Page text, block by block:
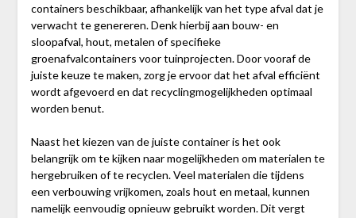
containers beschikbaar, afhankelijk van het type afval dat je
verwacht te genereren. Denk hierbij aan bouw- en
sloopafval, hout, metalen of specifieke
groenafvalcontainers voor tuinprojecten. Door vooraf de
juiste keuze te maken, zorg je ervoor dat het afval efficiënt
wordt afgevoerd en dat recyclingmogelijkheden optimaal
worden benut.
Naast het kiezen van de juiste container is het ook
belangrijk om te kijken naar mogelijkheden om materialen te
hergebruiken of te recyclen. Veel materialen die tijdens
een verbouwing vrijkomen, zoals hout en metaal, kunnen
namelijk eenvoudig opnieuw gebruikt worden. Dit vergt